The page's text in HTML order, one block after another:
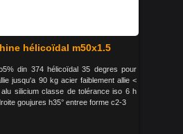
hélicoïdal m50x1.5
din 374 hélicoïdal 35 degres pour
jusqu'a 90 kg acier faiblement allie <
alu silicium classe de tolérance iso 6 h
goujures h35° entree forme c2-3